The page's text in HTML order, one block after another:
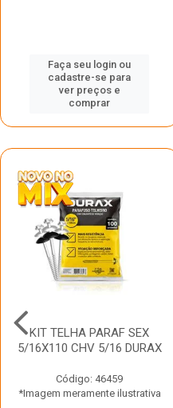
Faça seu login ou
cadastre-se para
ver preços e
comprar
KIT TELHA PARAF SEX
5/16X110 CHV 5/16 DURAX
Código: 46459
*Imagem meramente ilustrativa